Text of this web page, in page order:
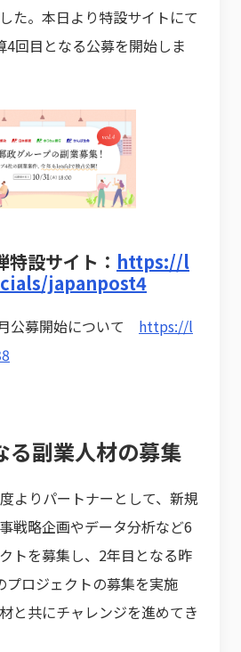
た。本日より特設サイトにて
回目となる公募を開始しま
設サイト： https://l
japanpost4
公募開始について https://l
る副業人材の募集
よりパートナーとして、新規
戦略企画やデータ分析など6
トを募集し、2年目となる昨
プロジェクトの募集を実施
と共にチャレンジを進めてき